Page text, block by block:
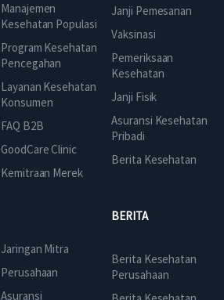
Manajemen
Kesehatan Populasi
Program Kesehatan
Pencegahan
Layanan Kesehatan
Konsumen
FAQ B2B
GoodCare Clinic
Kemitraan Merek
Janji Pemesanan
Vaksinasi
Pemeriksaan
Kesehatan
Janji Fisik
Asuransi Kesehatan
Pribadi
Berita Kesehatan
Jaringan Mitra
Perusahaan
Asuransi
BERITA
Berita Kesehatan
Perusahaan